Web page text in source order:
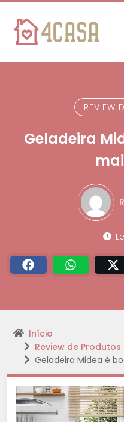
REVIEW
Geladeira
Início
Review de Produtos
Geladeira Midea é